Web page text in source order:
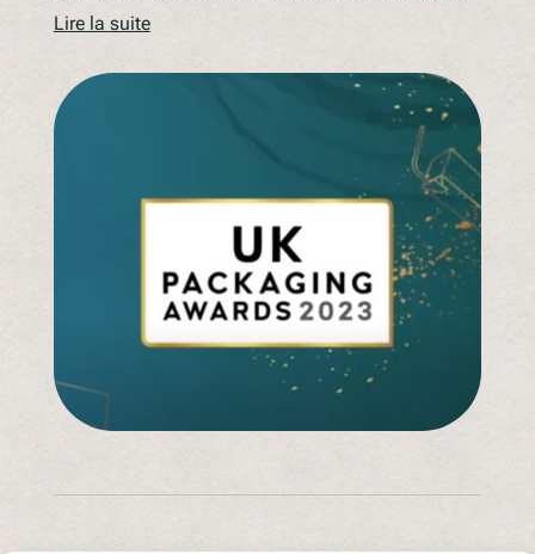
Lire la suite